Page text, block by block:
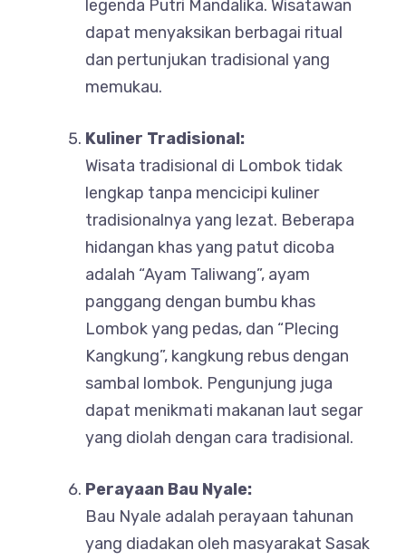
legenda Putri Mandalika. Wisatawan
dapat menyaksikan berbagai ritual
dan pertunjukan tradisional yang
memukau.
Kuliner Tradisional:
Wisata tradisional di Lombok tidak
lengkap tanpa mencicipi kuliner
tradisionalnya yang lezat. Beberapa
hidangan khas yang patut dicoba
adalah “Ayam Taliwang”, ayam
panggang dengan bumbu khas
Lombok yang pedas, dan “Plecing
Kangkung”, kangkung rebus dengan
sambal lombok. Pengunjung juga
dapat menikmati makanan laut segar
yang diolah dengan cara tradisional.
Perayaan Bau Nyale:
Bau Nyale adalah perayaan tahunan
yang diadakan oleh masyarakat Sasak